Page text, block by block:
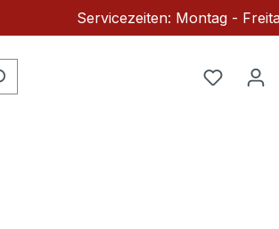
Servicezeiten: Montag -
Du